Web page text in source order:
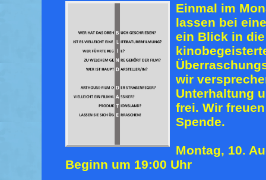
Einmal im
lassen bei
ein Blick in
wir
Unterhaltung
frei. Wir
Spende.
Montag, 10.
Beginn um 19:00 Uhr